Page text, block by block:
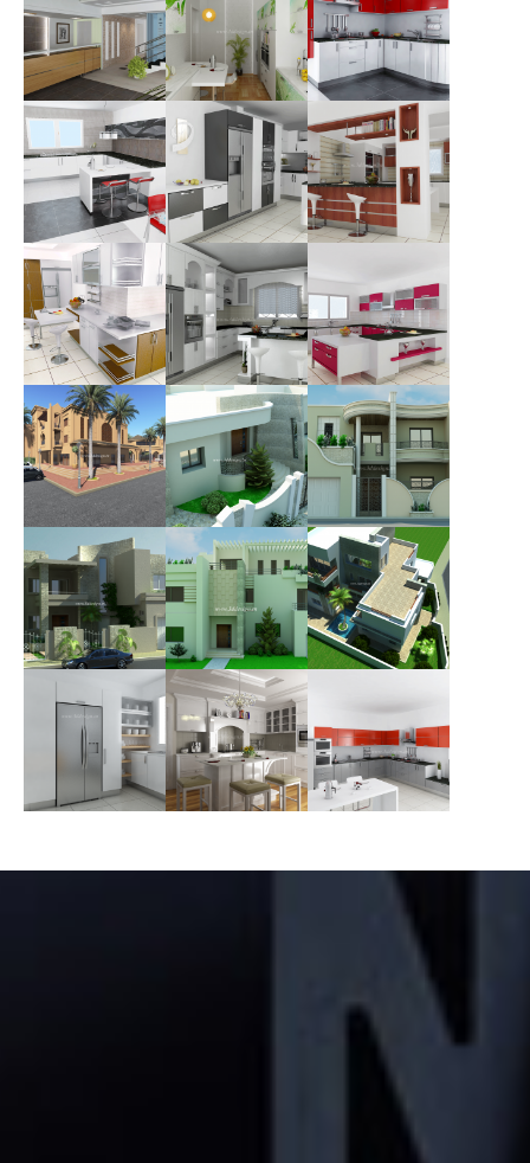
Salon
Architecture
d'interieure
Cuisine blanche
Architecture
d'interieure
Cuisine blanche-
marron
Architecture
d'interieure
RECEPTION SOCIETE
EUROPEEN
TUNISIAN
CONFECTION-
JAMMEL-MONASTIR
Architecture
d'interieure
Cuisine pistache
Architecture
d'interieure
Cuisine blanche-
rouge
Architecture
Cuisine gris-noir
Architecture
d'interieure
Cuisine gris-
blanc
Architecture
d'interieure
Cuisine Marron
Architecture
d'interieure
Cuisine cite Riadh
Sousse
Architecture
d'interieure
Cuisine blanche
Architecture
d'interieure
Cuisine rouge
bordeau
Architecture
d'interieure
RESIDENCE SKANES
MONASTIR
Visualisation 3D
architecture
FACADE VILLA
SOUSSE
Visualisation 3D
architecture
FACADE VILLA
LAMTA-MONASTIR
Visualisation 3D
Visualisation
exterieur
Visualisation 3D
Visualisation
exterieur
Visualisation 3D
Visualisation
exterieur
Visualisation 3D
Cuisine rouge
Architecture
d'interieure